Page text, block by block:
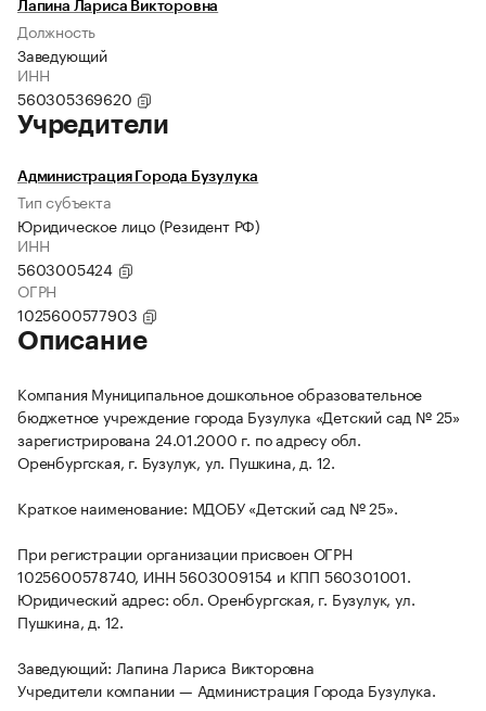
Лапина Лариса Викторовна
Должность
Заведующий
ИНН
560305369620
Учредители
Администрация Города Бузулука
Тип субъекта
Юридическое лицо (Резидент РФ)
ИНН
5603005424
ОГРН
1025600577903
Описание
Компания Муниципальное дошкольное образовательное
бюджетное учреждение города Бузулука «Детский сад № 25»
зарегистрирована 24.01.2000 г. по адресу обл.
Оренбургская, г. Бузулук, ул. Пушкина, д. 12.
Краткое наименование: МДОБУ «Детский сад № 25».
При регистрации организации присвоен ОГРН
1025600578740, ИНН 5603009154 и КПП 560301001.
Юридический адрес: обл. Оренбургская, г. Бузулук, ул.
Пушкина, д. 12.
Заведующий: Лапина Лариса Викторовна
Учредители компании — Администрация Города Бузулука.